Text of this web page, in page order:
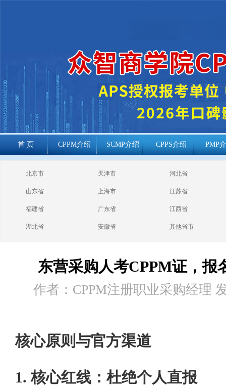
首 页 CPPM介绍 SCMP介绍 CPPS介绍 PMP
cppm报考常见
问题
北京市 天津市 河北省
山东省 上海市 江苏省
福建省 广东省 江西省
湖北省 安徽省 其他省市
东营采购人考CPPM证，报
作者：CPPM注册职业采购经理
核心原则与官方渠道
1. 核心红线：杜绝个人直报